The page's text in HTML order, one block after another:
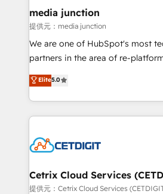
Mexico, USA, and
hundred successful operations. Our approach,
rooted in RevOps principles,
training, planning, and
inbound marketing tactics, we
understanding, nurturing, and
competitive market.
media junction
提供元：media junction
We are one of HubSpot's most
partners in the area of re-
design & development. We
implementations for mid-market
companies. We are woman-owned, powered by
coffee, and we ❤️ dogs. We produce award-winning
Impact Award 🏆2022 Technical
Award 🏆2020 Elite Solutions
Integrations HubSpot Impact
Elite5.0
Cetrix Cloud Services
提供元：Cetrix Cloud Services